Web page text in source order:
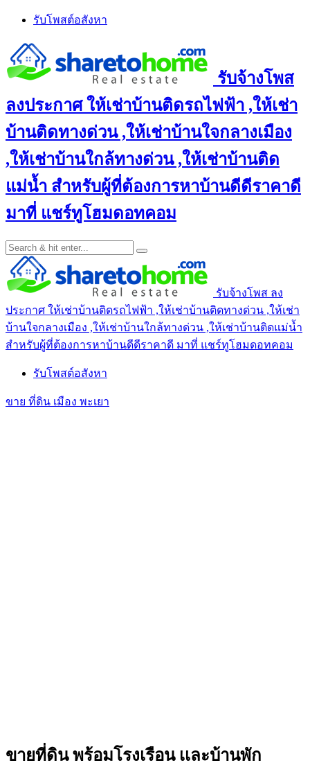
Skip
content
รับโพสต์อสังหา
รับจ้างโพส
ลงประกาศ ให้เช่าบ้านติดรถไฟฟ้า ,ให้เช่า
บ้านติดทางด่วน ,ให้เช่าบ้านใจกลางเมือง
,ให้เช่าบ้านใกล้ทางด่วน ,ให้เช่าบ้านติด
แม่น้ำ สำหรับผู้ที่ต้องการหาบ้านดีดีราคาดี
มาที่ แชร์ทูโฮมดอทคอม
รับจ้างโพส ลง
ประกาศ ให้เช่าบ้านติดรถไฟฟ้า ,ให้เช่าบ้านติดทางด่วน ,ให้เช่า
บ้านใจกลางเมือง ,ให้เช่าบ้านใกล้ทางด่วน ,ให้เช่าบ้านติดแม่น้ำ
สำหรับผู้ที่ต้องการหาบ้านดีดีราคาดี มาที่ แชร์ทูโฮมดอทคอม
รับโพสต์อสังหา
ขาย ที่ดิน เมือง พะเยา
ขายที่ดิน พร้อมโรงเรือน เเละบ้านพัก